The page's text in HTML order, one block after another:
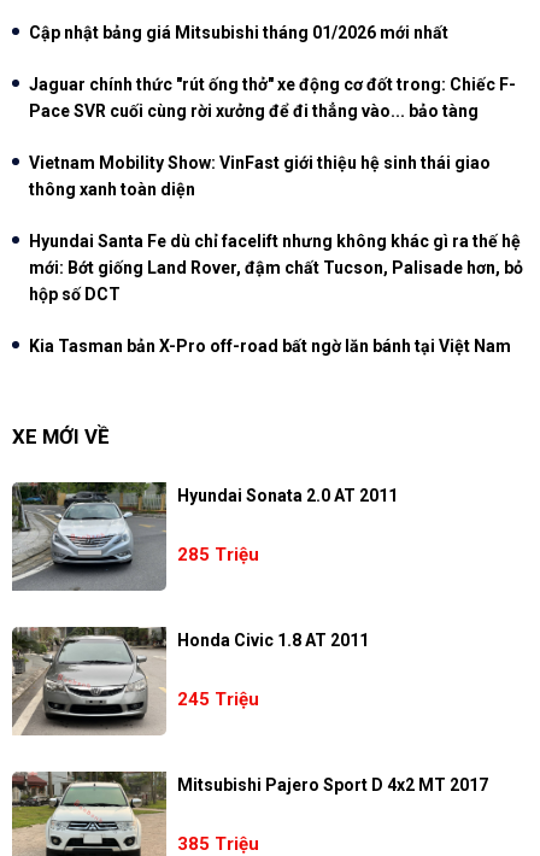
Cập nhật bảng giá Mitsubishi tháng 01/2026 mới nhất
Jaguar chính thức "rút ống thở" xe động cơ đốt trong: Chiếc F-
Pace SVR cuối cùng rời xưởng để đi thẳng vào... bảo tàng
Vietnam Mobility Show: VinFast giới thiệu hệ sinh thái giao
thông xanh toàn diện
Hyundai Santa Fe dù chỉ facelift nhưng không khác gì ra thế hệ
mới: Bớt giống Land Rover, đậm chất Tucson, Palisade hơn, bỏ
hộp số DCT
Kia Tasman bản X-Pro off-road bất ngờ lăn bánh tại Việt Nam
XE MỚI VỀ
Hyundai Sonata 2.0 AT 2011
285 Triệu
Honda Civic 1.8 AT 2011
245 Triệu
Mitsubishi Pajero Sport D 4x2 MT 2017
385 Triệu